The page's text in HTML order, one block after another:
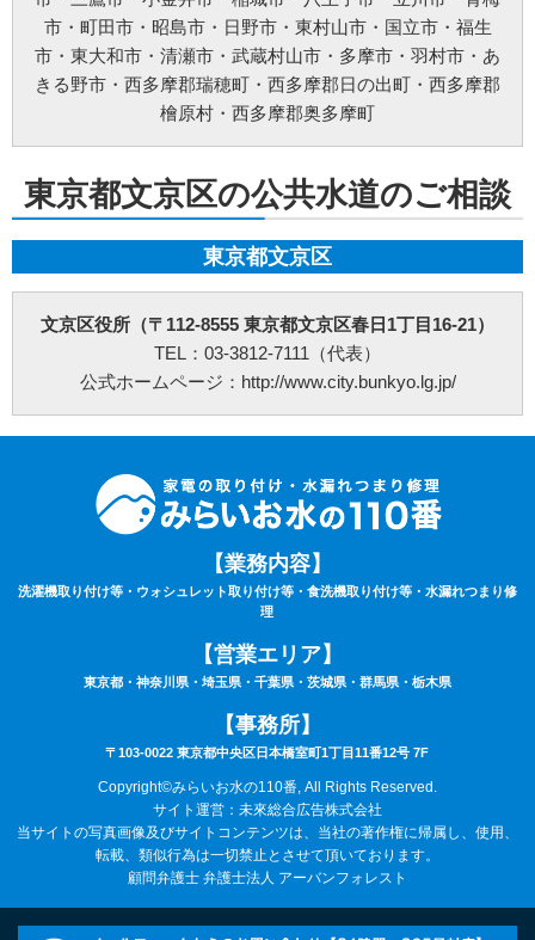
ご利用規約
①料金例は基本料金のみです。家電製品の年式や型式、部材や特殊工事が必要な場合
などは別途料金を申し受けます。
②作業にお伺いし、別途部材が必要となる場合は作業日程が変更する可能性がござい
ます。
③ご訪問予約後のご訪問前のキャンセルは、キャンセル料5,500円(税込)を申し受けま
④ご訪問後のキャンセル及びご不在の場合は、キャンセル料5,500円(税込)及び出張費
を申し受けます。
⑤設置補償期間は、設置作業日から30日間となります。期間内の作業不備は無償対応
一、トラブルが発生した場合には、担当作業員が原因究明を行いますが、作業不備に
よるものでなかった場合や取付製品自体の故障の場合などは、点検費用5,500円(税込)
を申し受けます。
います。あらかじめご了承下さい。
⑦ご要望の作業内容や環境によってお下見をさせて頂く場合がございます。下見をさ
せて頂くにあたり下見料として5,500円(税込)を申し受けます。
⑧下見当日に作業が出来ない場合は下見料金5,500円(税込)を申し受けます。また下見
⑩作業時は動作確認を行いますので、ご自宅の電気が通電（コンセントまで電気が届
いている）状態でないと作業はお取り扱いできません。あらかじめご了承下さい。
⑪作業料・技術料・運搬料・処分料などは料金に含まれていません。
⑫9時00分～20時00分以外の出張をご希望の場合は特別出張料がかかります。
⑬作業車の駐車場のご用意が無い場合は、別途駐車料金がかかる場合がございます。
⑭カスタマーハラスメントについて：当社は、サービスに関するお客様からのお問い
合わせやご要望に対して誠意をもって対応するよう心がけております。それと同時
に、日々お客様にサポートを提供している従業員及び関係業者の尊厳と労働環境を守
そのため、お客様のご要望を実現するための手段として、常識の範囲を逸脱する言動
トに該当する行為と判断した場合は、サービスなどの提供をお断りさせていただく場
また、これらの行為が悪質と判断される場合には、警察及び、顧問弁護士に相談のう
え、然るべき対応を取らせていただきます。ご理解とご協力の程、宜しくお願いいた
改訂日:令和8年6月1日
市・ 町田市・ 昭島市・ 日野市・ 東村山市・ 国立市・ 福生
市 ・ 東大和市 ・ 清瀬市 ・ 武蔵村山市 ・ 多摩市 ・ 羽村市 ・ あ
きる野市 ・ 西多摩郡瑞穂町 ・ 西多摩郡日の出町 ・ 西多摩郡
檜原村 ・ 西多摩郡奥多摩町
東京都文京区の公共水道のご相談
東京都文京区
文京区役所（〒112-8555 東京都文京区春日1丁目16-21）
TEL：03-3812-7111（代表）
公式ホームページ：http://www.city.bunkyo.lg.jp/
【業務内容】
洗濯機取り付け等・ウォシュレット取り付け等・食洗機取り付け等・水漏れつまり修
理
【営業エリア】
東京都・神奈川県・埼玉県・千葉県・茨城県・群馬県・栃木県
【事務所】
〒103-0022 東京都中央区日本橋室町1丁目11番12号 7F
Copyright©みらいお水の110番, All Rights Reserved.
サイト運営：未來総合広告株式会社
当サイトの写真画像及びサイトコンテンツは、当社の著作権に帰属し、使用、
転載、類似行為は一切禁止とさせて頂いております。
顧問弁護士 弁護士法人 アーバンフォレスト